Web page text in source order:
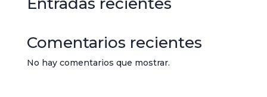
Comentarios recientes
No hay comentarios que mostrar.